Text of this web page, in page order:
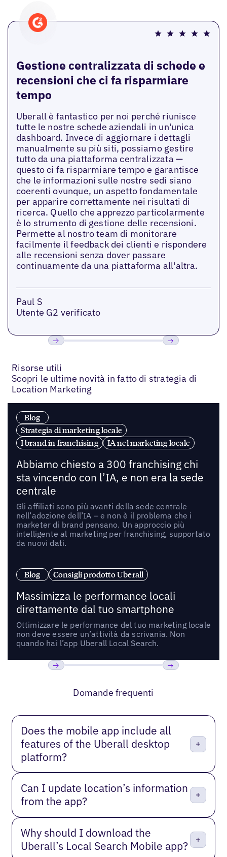
Gestione centralizzata di schede e
recensioni che ci fa risparmiare
tempo
Uberall è fantastico per noi perché riunisce
tutte le nostre schede aziendali in un'unica
dashboard. Invece di aggiornare i dettagli
manualmente su più siti, possiamo gestire
tutto da una piattaforma centralizzata —
questo ci fa risparmiare tempo e garantisce
che le informazioni sulle nostre sedi siano
coerenti ovunque, un aspetto fondamentale
per apparire correttamente nei risultati di
ricerca. Quello che apprezzo particolarmente
è lo strumento di gestione delle recensioni.
Permette al nostro team di monitorare
facilmente il feedback dei clienti e rispondere
alle recensioni senza dover passare
continuamente da una piattaforma all'altra.
Paul S
Utente G2 verificato
Risorse utili
Scopri le ultime novità in fatto di strategia di
Location Marketing
Blog
Strategia di marketing locale
I brand in franchising
IA nel marketing locale
Abbiamo chiesto a 300 franchising chi
sta vincendo con l’IA, e non era la sede
centrale
Gli affiliati sono più avanti della sede centrale
nell’adozione dell’IA – e non è il problema che i
marketer di brand pensano. Un approccio più
intelligente al marketing per franchising, supportato
da nuovi dati.
Blog Consigli prodotto Uberall
Massimizza le performance locali
direttamente dal tuo smartphone
Ottimizzare le performance del tuo marketing locale
non deve essere un’attività da scrivania. Non
quando hai l’app Uberall Local Search.
Domande frequenti
Does the mobile app include all
features of the Uberall desktop
platform?
Can I update location’s information
from the app?
Why should I download the
Uberall’s Local Search Mobile app?